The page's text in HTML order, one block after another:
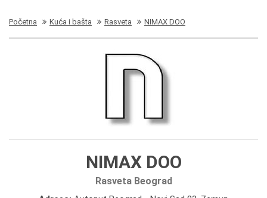
Početna Kuća i bašta Rasveta NIMAX DOO
NIMAX DOO
Rasveta Beograd